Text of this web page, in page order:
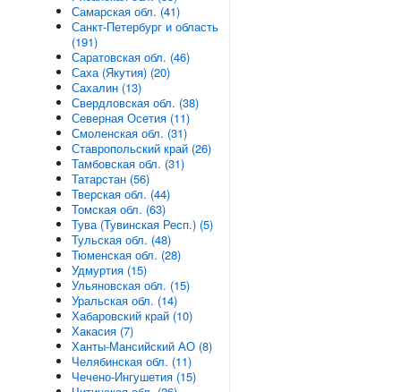
Самарская обл. (41)
Санкт-Петербург и область
(191)
Саратовская обл. (46)
Саха (Якутия) (20)
Сахалин (13)
Свердловская обл. (38)
Северная Осетия (11)
Смоленская обл. (31)
Ставропольский край (26)
Тамбовская обл. (31)
Татарстан (56)
Тверская обл. (44)
Томская обл. (63)
Тува (Тувинская Респ.) (5)
Тульская обл. (48)
Тюменская обл. (28)
Удмуртия (15)
Ульяновская обл. (15)
Уральская обл. (14)
Хабаровский край (10)
Хакасия (7)
Ханты-Мансийский АО (8)
Челябинская обл. (11)
Чечено-Ингушетия (15)